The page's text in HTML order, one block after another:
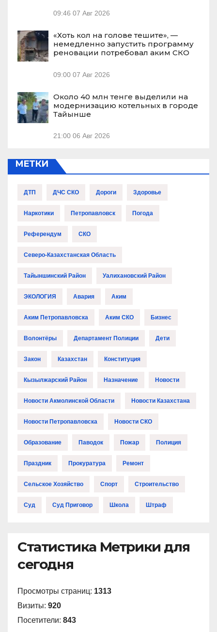
09:46 07 Авг 2026
«Хоть кол на голове тешите», —
немедленно запустить программу
реновации потребовал аким СКО
09:00 07 Авг 2026
Около 40 млн тенге выделили на
модернизацию котельных в городе
Тайынше
21:00 06 Авг 2026
МЕТКИ
ДТП ДЧС СКО Дороги Здоровье
Наркотики Петропавловск Погода
Референдум СКО
Северо-Казахстанская Область
Тайыншинский Район Уалихановский Район
ЭКОЛОГИЯ Авария Аким
Аким Петропавловска Аким СКО Бизнес
Волонтёры Департамент Полиции Дети
Закон Казахстан Конституция
Кызылжарский Район Назначение Новости
Новости Акмолинской Области Новости Казахстана
Новости Петропавловска Новости СКО
Образование Паводок Пожар Полиция
Праздник Прокуратура Ремонт
Сельское Хозяйство Спорт Строительство
Суд Суд Приговор Школа Штраф
Статистика Метрики для
сегодня
Просмотры страниц: 1313
Визиты: 920
Посетители: 843